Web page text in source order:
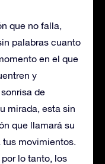
que no falla,
palabras cuanto
en el que
y
de
mirada, esta sin
que llamará su
movimientos.
lo tanto, los